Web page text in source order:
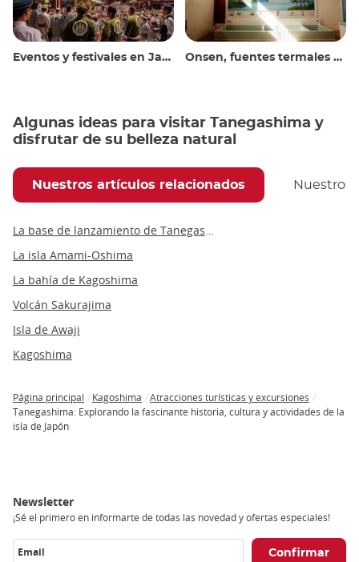
Eventos y festivales en Japón Onsen, fuentes termales y baños públicos
Algunas ideas para visitar Tanegashima y
disfrutar de su belleza natural
Nuestros artículos relacionados Nuestros
La isla Amami-Oshima
La bahía de Kagoshima
Volcán Sakurajima
Isla de Awaji
Kagoshima
Breadcrumb
Página principal Kagoshima
Atracciones turísticas y excursiones
Tanegashima: Explorando la fascinante historia, cultura y actividades de la
isla de Japón
Newsletter
¡Sé el primero en informarte de todas las novedad y ofertas especiales!
Email